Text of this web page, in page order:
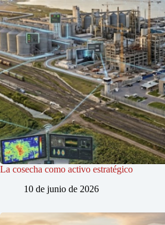
La cosecha como activo estratégico
10 de junio de 2026